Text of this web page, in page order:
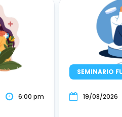
6:00 pm
SEMINARIO
19/08/2026